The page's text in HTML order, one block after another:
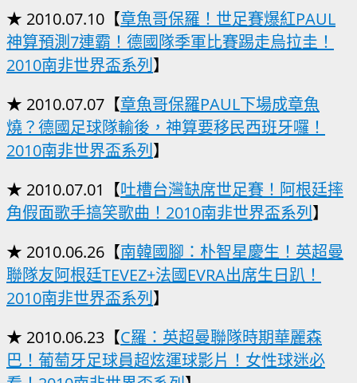
★ 2010.07.10【章魚哥保羅！世足賽爆紅PAUL
神算預測7連霸！德國隊季軍比賽踢走烏拉圭！
2010南非世界盃系列 】
★ 2010.07.07【章魚哥保羅PAUL下場成章魚
燒？德國足球隊輸後，神算要移民西班牙囉！
2010南非世界盃系列 】
★ 2010.07.01【吐槽台灣缺席世足賽！阿根廷摔
角假面歌手搞笑歌曲！2010南非世界盃系列 】
★ 2010.06.26【南韓國腳：朴智星慶生！英超曼
聯隊友阿根廷TEVEZ+法國EVRA出席生日趴！
2010南非世界盃系列 】
★ 2010.06.23【C羅：英超曼聯隊時期華麗森
巴！葡萄牙足球員超炫運球影片！女性球迷必